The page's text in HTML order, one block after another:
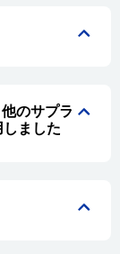
のサプラ
ました